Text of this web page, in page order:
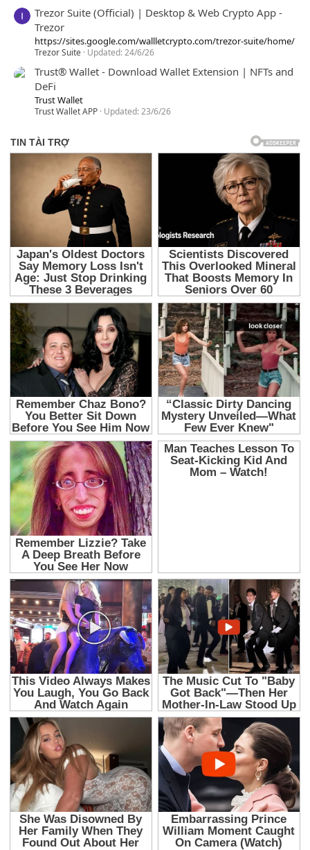
Trezor Suite (Official) | Desktop & Web Crypto App -
Trezor
https://sites.google.com/wallletcrypto.com/trezor-suite/home/
Trezor Suite Updated:24/6/26
Trust® Wallet - Download Wallet Extension | NFTs and
DeFi
Trust Wallet
Trust Wallet APP Updated:23/6/26